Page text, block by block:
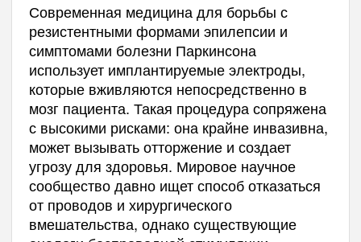
Современная медицина для борьбы с
резистентными формами эпилепсии и
симптомами болезни Паркинсона
использует имплантируемые электроды,
которые вживляются непосредственно в
мозг пациента. Такая процедура сопряжена
с высокими рисками: она крайне инвазивна,
может вызывать отторжение и создает
угрозу для здоровья. Мировое научное
сообщество давно ищет способ отказаться
от проводов и хирургического
вмешательства, однако существующие